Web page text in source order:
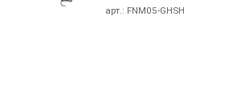
арт.: FNM05-GHSH